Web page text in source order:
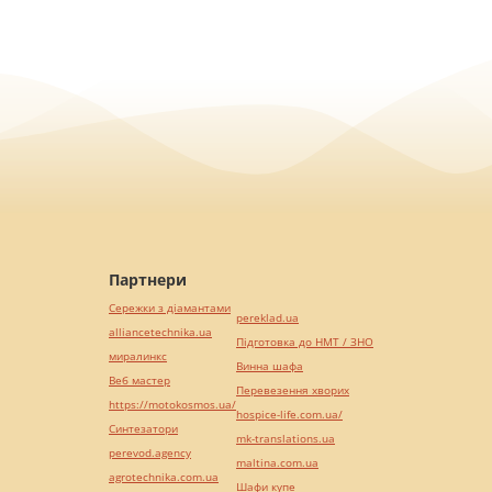
Партнери
Сережки з діамантами
alliancetechnika.ua
миралинкс
Веб мастер
https://motokosmos.ua/
Синтезатори
perevod.agency
agrotechnika.com.ua
pereklad.ua
Підготовка до НМТ / ЗНО
Винна шафа
Перевезення хворих
hospice-life.com.ua/
mk-translations.ua
maltina.com.ua
Шафи купе